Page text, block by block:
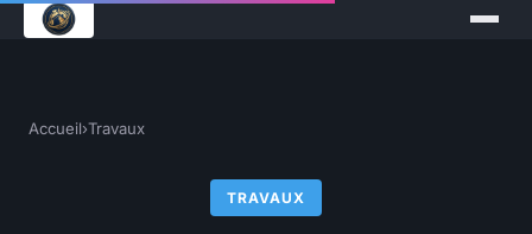
Accueil›Travaux
TRAVAUX